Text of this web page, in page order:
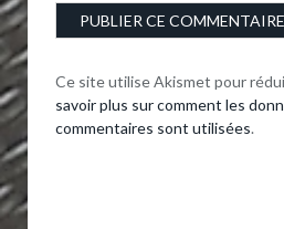
Ce site utilise Akismet pour
savoir plus sur comment les
commentaires sont utilisées.